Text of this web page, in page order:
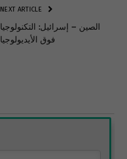
NEXT ARTICLE
الصين – إسرائيل: التكنولوجيا
فوق الأيديولوجيا